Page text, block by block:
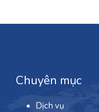
Chuyên mục
Dịch vụ